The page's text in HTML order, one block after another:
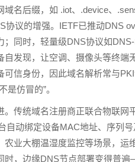
域名后缀，如 .iot、.device、
协议的增强。IETF已推动DNS
；同时，轻量级DNS协议如
自发现，让空调、摄像头等终
可信身份，因此域名解析常与
是仿冒的”。
。传统域名注册商正联合物联网
自动绑定设备MAC地址、序列
农业大棚温湿度监控等场景，
时，边缘DNS节点部署变得普